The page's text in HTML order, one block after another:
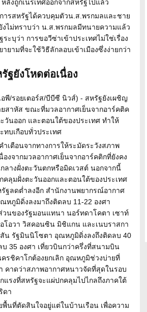
ลังถูกเนรเทศออกจากสหรัฐไปแล้ว
ารสหรัฐได้ควบคุมตัวน.ส.พรกมลและชาย
งไม่ทราบว่า น.ส.พรกมลมีทนายความแล้ว
ะบุว่า การขอวีซ่าเข้าประเทศไม่ใช่เรื่อง
ยามที่จะใช้วิธีลักลอบเข้าเมืองซึ่งง่ายกว่า
ฐยังโหดต่อเนื่อง
พี/รอยเตอร์ส/บีบีซี นิวส์) - สหรัฐยังเผชิญ
ยสาหัส ขณะที่มวลอากาศเย็นจากอาร์คติค
วันออก และตอนใต้ของประเทศ ทำให้
บเกือบทั่วประเทศ
ำเตือนจากทางการให้ระมัดระวังสภาพ
องจากมวลอากาศเย็นจากอาร์คติกที่ยังคง
ลางฝั่งตะวันตกหรือมิดเวสต์ นอกจากนี้
คลุมฝั่งตะวันออกและตอนใต้ของประเทศ
ฐลดต่ำลงอีก สำนักงานพยากรณ์อากาศ
หภูมิดิ่งลงมาถึงติดลบ 11-22 องศา
วนของรัฐมอนแทนา นอร์ทดาโคตา เซาท์
โอวา วิสคอนซิน มิชิแกน และเนบราสกา
สัน รัฐมินนิโซตา อุณหภูมิดิ่งลงถึงติดลบ 40
35 องศา เที่ยวบินกว่าครึ่งที่สนามบิน
รชิคาโกต้องยกเลิก อุณหภูมิช่วงบ่ายที่
คาดว่าสภาพอากาศหนาวจัดที่สุดในรอบ
รงที่สหรัฐจะแผ่ปกคลุมไปไกลถึงภาคใต้
ดา
นที่ตัดสินใจอยู่แต่ในบ้านเรือน เพื่อความ